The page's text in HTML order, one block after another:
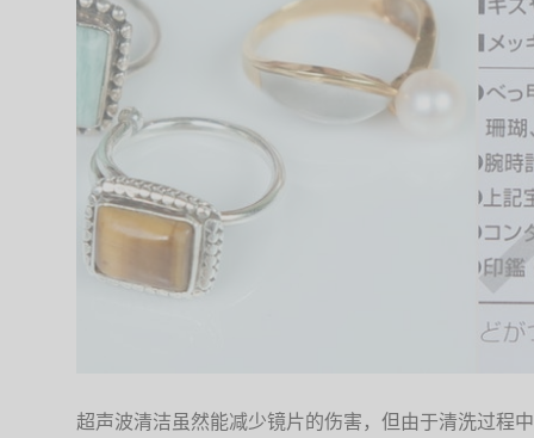
超声波清洁虽然能减少镜片的伤害，但由于清洗过程